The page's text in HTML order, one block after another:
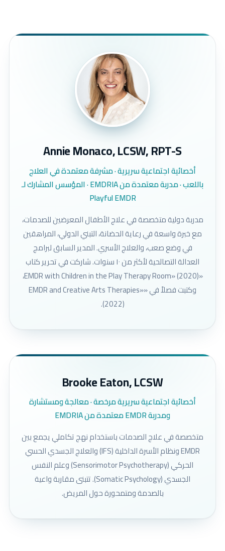
Annie Monaco, LCSW, RPT-S
أخصائية اجتماعية سريرية · مشرفة معتمدة في العلاج
باللعب · مدربة معتمدة من EMDRIA · المؤسس المشارك لـ
Playful EMDR
مدربة دولية متخصصة في علاج الأطفال المعرضين للصدمات،
مع خبرة واسعة في رعاية الحضانة، التبني الدولي، المراهقين
في وضع صعب، والعلاج الأسري. المدير السابق لبرامج
العدالة التصالحية لأكثر من ١٠ سنوات. شاركت في تحرير كتاب
«EMDR with Children in the Play Therapy Room» (2020)،
وكتبت فصلاً في «EMDR and Creative Arts Therapies»
(2022).
Brooke Eaton, LCSW
أخصائية اجتماعية سريرية مرخصة · معالجة ومستشارة
ومدربة EMDR معتمدة من EMDRIA
متخصصة في علاج الصدمات باستخدام نهج تكاملي يجمع بين
EMDR ونظام الأسرة الداخلية (IFS) والعلاج الجسدي الحسي
الحركي (Sensorimotor Psychotherapy) وعلم النفس
الجسدي (Somatic Psychology). تتبنى مقاربة واعية
بالصدمة ومتمحورة حول المريض.